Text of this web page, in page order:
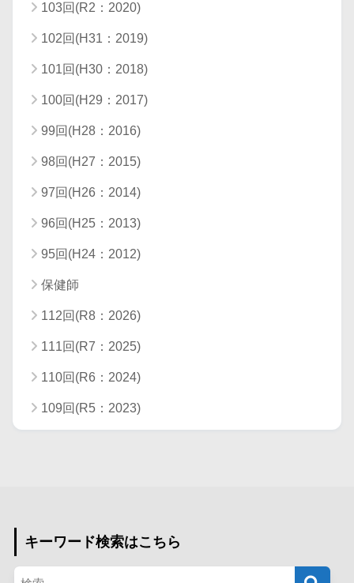
103回(R2：2020)
102回(H31：2019)
101回(H30：2018)
100回(H29：2017)
99回(H28：2016)
98回(H27：2015)
97回(H26：2014)
96回(H25：2013)
95回(H24：2012)
保健師
112回(R8：2026)
111回(R7：2025)
110回(R6：2024)
109回(R5：2023)
キーワード検索はこちら